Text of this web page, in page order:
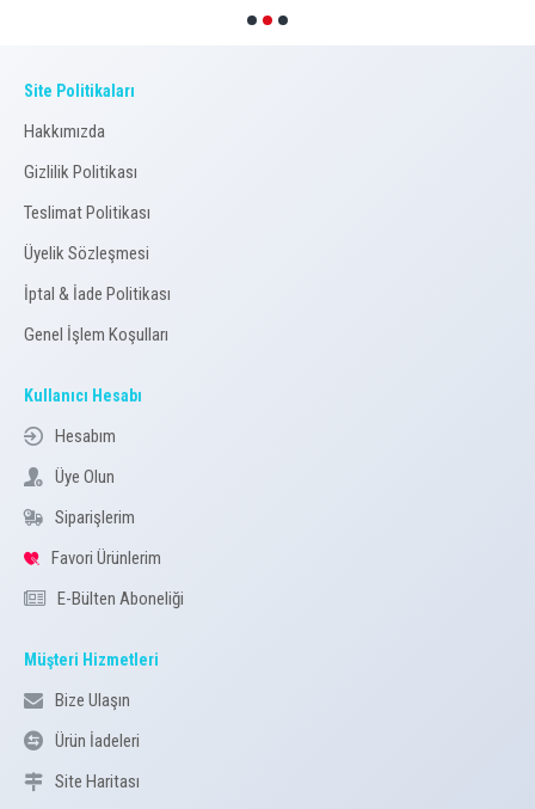
Site Politikaları
Hakkımızda
Gizlilik Politikası
Teslimat Politikası
Üyelik Sözleşmesi
İptal & İade Politikası
Genel İşlem Koşulları
Kullanıcı Hesabı
Hesabım
Üye Olun
Siparişlerim
Favori Ürünlerim
E-Bülten Aboneliği
Müşteri Hizmetleri
Bize Ulaşın
Ürün İadeleri
Site Haritası